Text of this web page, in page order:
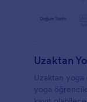
Uzaktan
Uzaktan
yoga